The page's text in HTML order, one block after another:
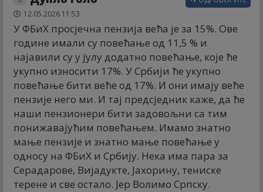
12.05.2026 11:53
У ФБиХ просјечна пензија већа је за 15%. Ове
године имали су повећање од 11,5 % и
најавили су у јулу додатно повећање, које ће
укупно износити 17%. У Србији ће укупно
повећање бити веће од 17%. И они имају веће
пензије него ми. И тај предсједник каже, да ће
наши пензионери бити задовољни са тим
понижавајућим повећањем. Имамо знатно
мање пензије и знатно мање повећање у
односу на ФБиХ и Србију. Нека има пара за
Серадарове, Вијадукте, Јахорину, тениске
терене и све остало. Јер Волимо Српску.